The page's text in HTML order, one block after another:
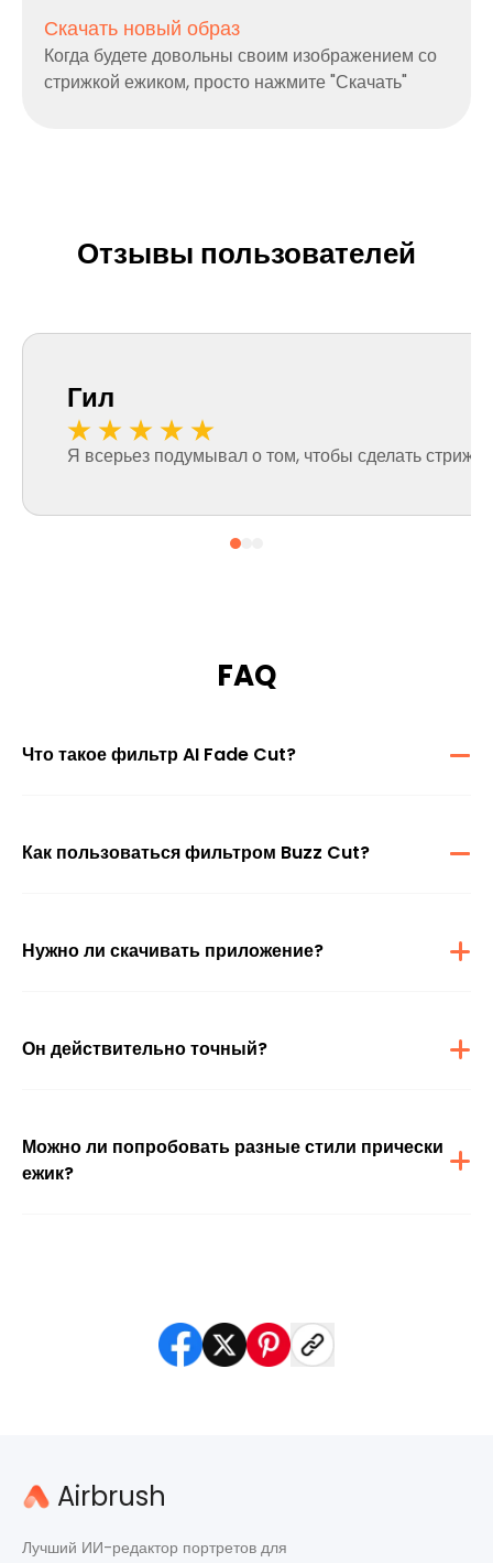
Скачать новый образ
Когда будете довольны своим изображением со
стрижкой ежиком, просто нажмите "Скачать"
Отзывы пользователей
Гил
Я всерьез подумывал о том, чтобы сделать
FAQ
Что такое фильтр AI Fade Cut?
Как пользоваться фильтром Buzz Cut?
Нужно ли скачивать приложение?
Он действительно точный?
Можно ли попробовать разные стили прически
ежик?
Airbrush
Лучший ИИ-редактор портретов для